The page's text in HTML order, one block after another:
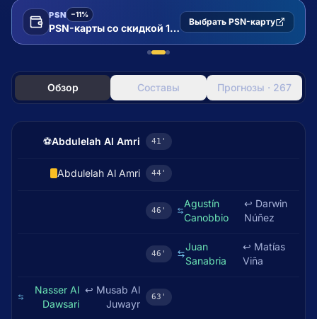
PSN −11%
PSN-карты со скидкой 11%
Выбрать PSN-карту
Обзор Составы Прогнозы · 267
⚽Abdulelah Al Amri 41'
Abdulelah Al Amri 44'
46'
Agustín
Canobbio
↩ Darwin
Núñez
46'
Juan
Sanabria
↩ Matías
Viña
Nasser Al
Dawsari
↩ Musab Al
Juwayr
63'